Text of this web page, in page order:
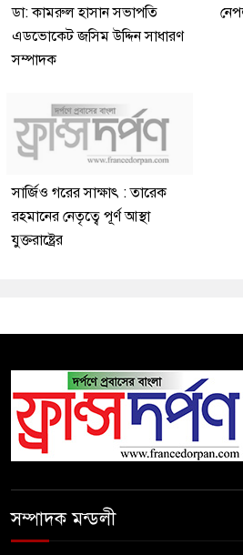
ডা: কামরুল হাসান সভাপতি
এডভোকেট জসিম উদ্দিন সাধারণ
সম্পাদক
সার্জিও গরের সাক্ষাৎ : তারেক
রহমানের নেতৃত্বে পূর্ণ আস্থা
যুক্তরাষ্ট্রের
সম্পাদক মন্ডলী